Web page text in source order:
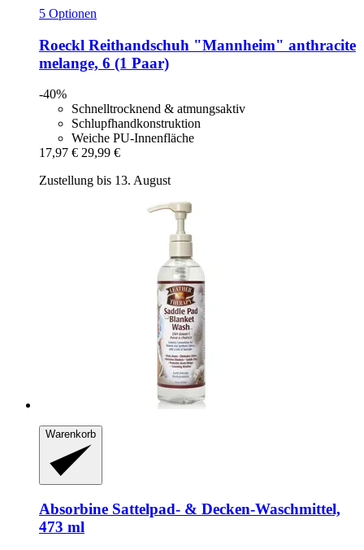
5 Optionen
Roeckl Reithandschuh "Mannheim" anthracite
melange, 6 (1 Paar)
-40%
Schnelltrocknend & atmungsaktiv
Schlupfhandkonstruktion
Weiche PU-Innenfläche
17,97 € 29,99 €
Zustellung bis 13. August
Warenkorb
Absorbine Sattelpad-​ & Decken-​Waschmittel,
473 ml